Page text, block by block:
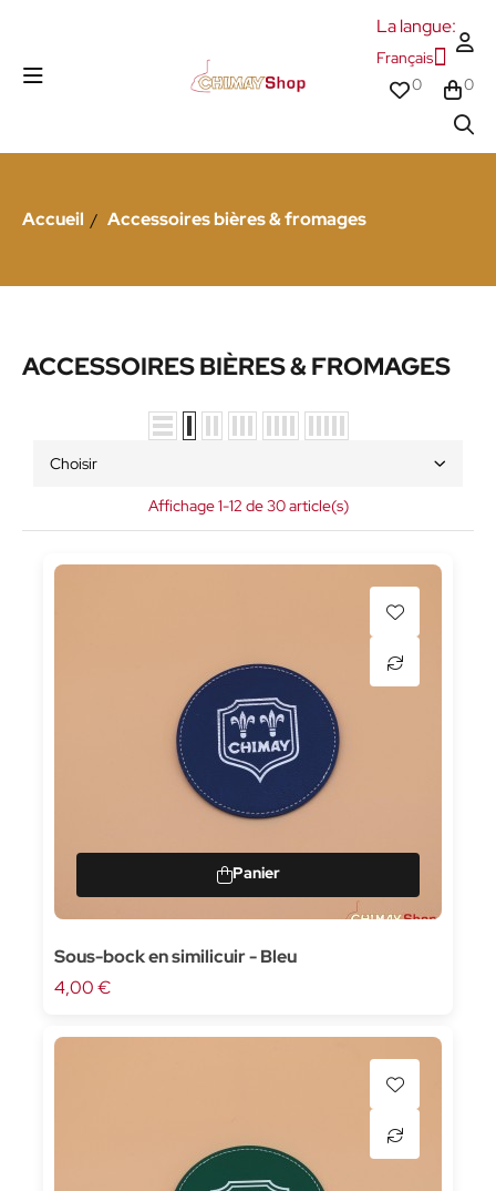
La langue:
Français
0
0
Accueil Accessoires bières & fromages
ACCESSOIRES BIÈRES & FROMAGES
Choisir
Affichage 1-12 de 30 article(s)
Sous-bock en similicuir - Bleu
4,00 €